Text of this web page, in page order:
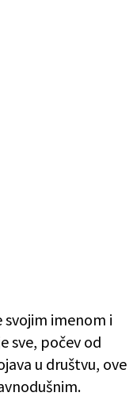
svojim imenom i
sve, počev od
u društvu, ove